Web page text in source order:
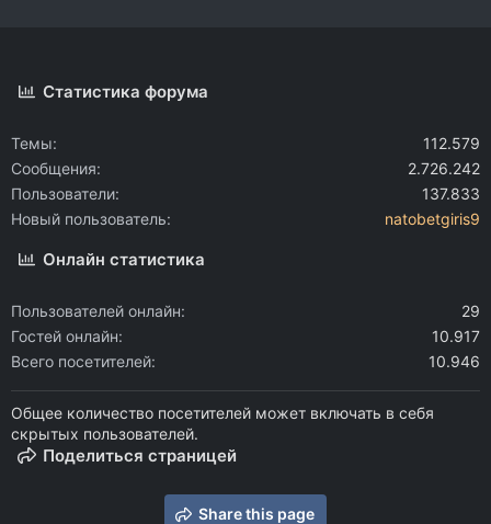
Статистика форума
Темы
112.579
Сообщения
2.726.242
Пользователи
137.833
Новый пользователь
natobetgiris9
Онлайн статистика
Пользователей онлайн
29
Гостей онлайн
10.917
Всего посетителей
10.946
Общее количество посетителей может включать в себя
скрытых пользователей.
Поделиться страницей
Share this page